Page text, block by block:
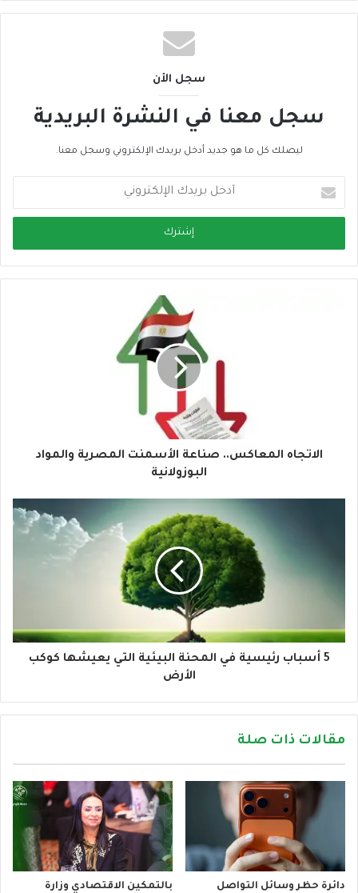
سجل الأن
سجل معنا في النشرة البريدية
ليصلك كل ما هو جديد أدخل بريدك الإلكتروني وسجل معنا.
خ
ب
ر
الاتجاه المعاكس.. صناعة الأسمنت المصرية والمواد
البوزولانية
5 أسباب رئيسية في المحنة البيئية التي يعيشها كوكب
الأرض
مقالات ذات صلة
دائرة حظر وسائل التواصل بالتمكين الاقتصادي وزارة